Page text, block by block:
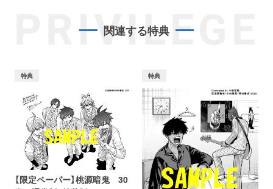
PRIVILEGE
関連する特典
特典
【限定ペーパー】桃源暗鬼 30
特典